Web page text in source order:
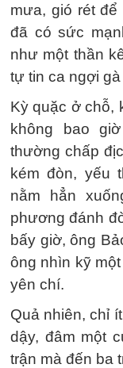
mưa, gió rét
đã có sức
như một thần
tự tin ca ngợi
Kỳ quặc ở chỗ,
không bao
thường chấp
kém đòn, yếu
nằm hẳn
phương đánh
bấy giờ, ông
ông nhìn kỹ
yên chí.
Quả nhiên, chỉ
dậy, đâm một
trận mà đến ba